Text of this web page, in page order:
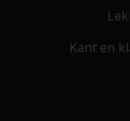
Kant en